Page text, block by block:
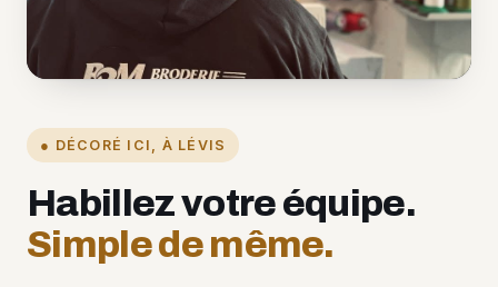
● DÉCORÉ ICI, À LÉVIS
Habillez votre équipe.
Simple de même.